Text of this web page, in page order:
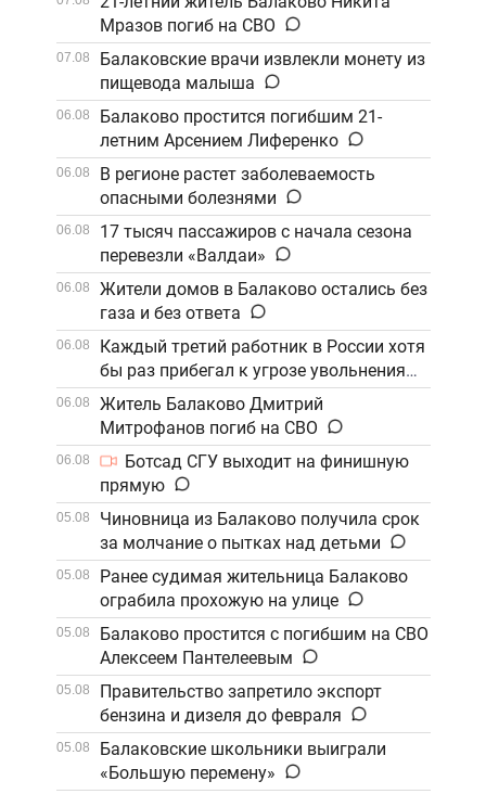
Мразов погиб на СВО
07.08
Балаковские врачи извлекли монету из
пищевода малыша
06.08
Балаково простится погибшим 21-
летним Арсением Лиференко
06.08
В регионе растет заболеваемость
опасными болезнями
06.08
17 тысяч пассажиров с начала сезона
перевезли «Валдаи»
06.08
Жители домов в Балаково остались без
газа и без ответа
06.08
Каждый третий работник в России хотя
бы раз прибегал к угрозе увольнения
06.08
Житель Балаково Дмитрий
Митрофанов погиб на СВО
06.08
Ботсад СГУ выходит на финишную
прямую
05.08
Чиновница из Балаково получила срок
за молчание о пытках над детьми
05.08
Ранее судимая жительница Балаково
ограбила прохожую на улице
05.08
Балаково простится с погибшим на СВО
Алексеем Пантелеевым
05.08
Правительство запретило экспорт
бензина и дизеля до февраля
05.08
Балаковские школьники выиграли
«Большую перемену»